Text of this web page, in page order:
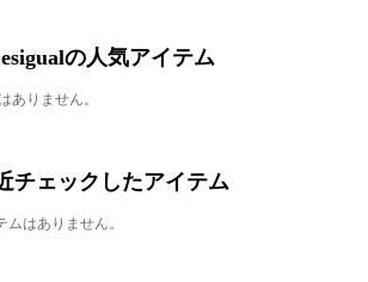
の人気アイテム
ありません。
チェックしたアイテム
はありません。